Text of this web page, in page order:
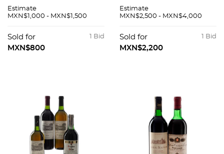
3.
Estimate
MXN$1,000 - MXN$1,500
1 Bid
Sold for
MXN$800
España. Piezas: 2 B)
España... entre otros.
Piezas: 8
Estimate
MXN$2,500 - MXN$4,000
1 Bid
Sold for
MXN$2,200